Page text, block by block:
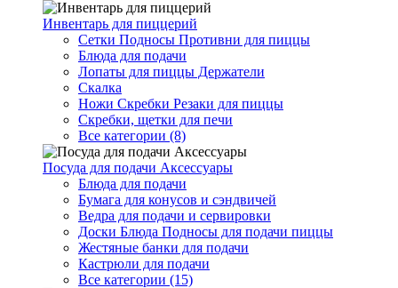
Инвентарь для пиццерий
Сетки Подносы Противни для пиццы
Блюда для подачи
Лопаты для пиццы Держатели
Скалка
Ножи Скребки Резаки для пиццы
Скребки, щетки для печи
Все категории (8)
Посуда для подачи Аксессуары
Блюда для подачи
Бумага для конусов и сэндвичей
Ведра для подачи и сервировки
Доски Блюда Подносы для подачи пиццы
Жестяные банки для подачи
Кастрюли для подачи
Все категории (15)